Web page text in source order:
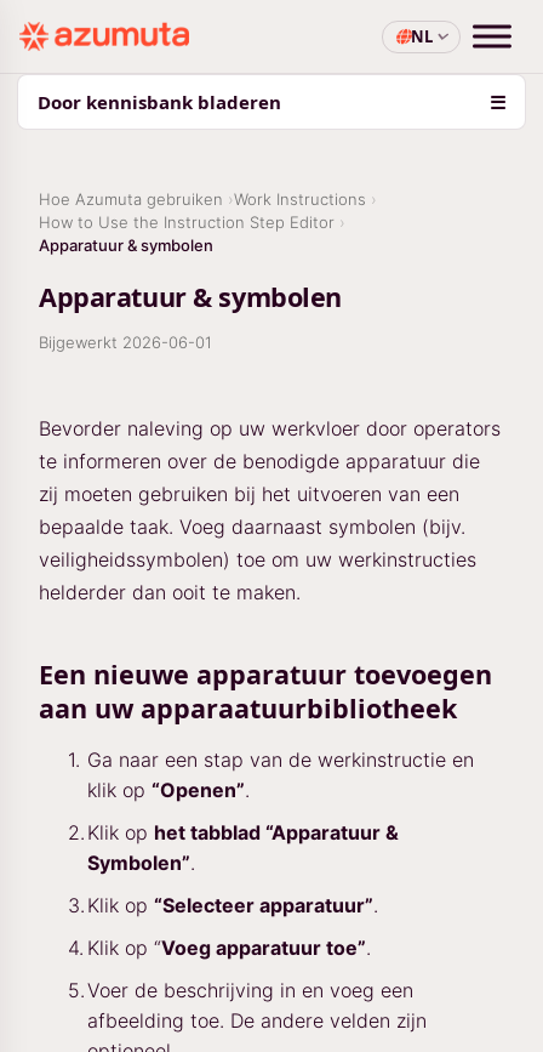
NL
Door kennisbank bladeren ☰
Hoe Azumuta gebruiken
Work Instructions
How to Use the Instruction Step Editor
Apparatuur & symbolen
Apparatuur & symbolen
Bijgewerkt 2026-06-01
Bevorder naleving op uw werkvloer door operators
te informeren over de benodigde apparatuur die
zij moeten gebruiken bij het uitvoeren van een
bepaalde taak. Voeg daarnaast symbolen (bijv.
veiligheidssymbolen) toe om uw werkinstructies
helderder dan ooit te maken.
Een nieuwe apparatuur toevoegen
aan uw apparaatuurbibliotheek
Ga naar een stap van de werkinstructie en
klik op “Openen”.
Klik op het tabblad “Apparatuur &
Symbolen”.
Klik op “Selecteer apparatuur”.
Klik op “Voeg apparatuur toe”.
Voer de beschrijving in en voeg een
afbeelding toe. De andere velden zijn